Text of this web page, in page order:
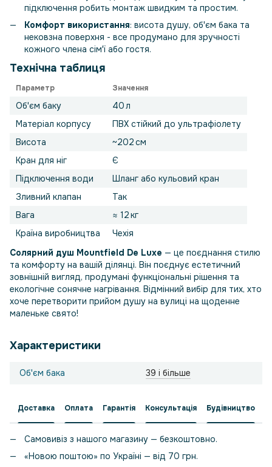
підключення робить монтаж швидким та простим.
Комфорт використання: висота душу, об'єм бака та
нековзна поверхня - все продумано для зручності
кожного члена сім'ї або гостя.
Технічна таблиця
Параметр Значення
Об'єм баку
40 л
Матеріал корпусу
ПВХ стійкий до ультрафіолету
Висота
~202 см
Кран для ніг
Є
Підключення води
Шланг або кульовий кран
Зливний клапан
Так
Вага
≈ 12 кг
Країна виробництва
Чехія
Солярний душ Mountfield De Luxe — це поєднання стилю
та комфорту на вашій ділянці. Він поєднує естетичний
зовнішній вигляд, продумані функціональні рішення та
екологічне сонячне нагрівання. Відмінний вибір для тих, хто
хоче перетворити прийом душу на вулиці на щоденне
маленьке свято!
Характеристики
Об'єм бака 39 і більше
Доставка Оплата Гарантія Консультація Будівництво
Самовивіз з нашого магазину — безкоштовно.
«Новою поштою» по Україні — від 70 грн.